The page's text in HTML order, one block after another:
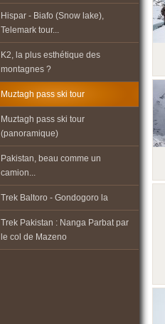
Hispar - Biafo (Snow lake),
Telemark tour...
K2, la plus esthétique des
montagnes ?
Muztagh pass ski tour
Muztagh pass ski tour
(panoramique)
Pakistan, beau comme un
camion...
Trek Baltoro - Gondogoro la
Trek Pakistan : Nanga Parbat par
le col de Mazeno